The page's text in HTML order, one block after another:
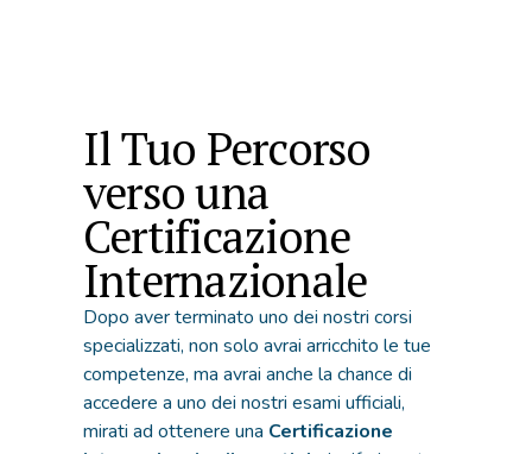
Il Tuo Percorso
verso una
Certificazione
Internazionale
Dopo aver terminato uno dei nostri corsi
specializzati, non solo avrai arricchito le tue
competenze, ma avrai anche la chance di
accedere a uno dei nostri esami ufficiali,
mirati ad ottenere una Certificazione